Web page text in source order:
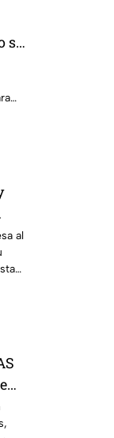
se
al